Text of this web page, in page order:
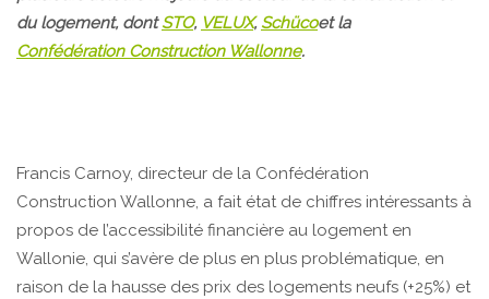
du logement, dontSTO, VELUX, Schücoet la
Confédération Construction Wallonne.
Francis Carnoy, directeur de la Confédération
Construction Wallonne, a fait état de chiffres intéressants à
propos de l’accessibilité financière au logement en
Wallonie, qui s’avère de plus en plus problématique, en
raison de la hausse des prix des logements neufs (+25%) et